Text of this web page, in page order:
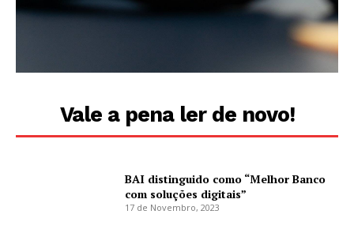
Vale a pena ler de novo!
BAI distinguido como “Melhor Banco
com soluções digitais”
17 de Novembro, 2023